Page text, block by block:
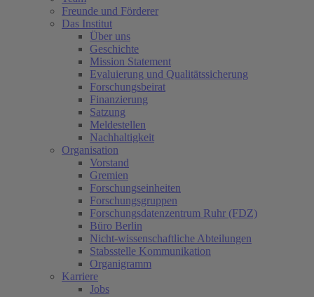
Freunde und Förderer
Das Institut
Über uns
Geschichte
Mission Statement
Evaluierung und Qualitätssicherung
Forschungsbeirat
Finanzierung
Satzung
Meldestellen
Nachhaltigkeit
Organisation
Vorstand
Gremien
Forschungseinheiten
Forschungsgruppen
Forschungsdatenzentrum Ruhr (FDZ)
Büro Berlin
Nicht-wissenschaftliche Abteilungen
Stabsstelle Kommunikation
Organigramm
Karriere
Jobs